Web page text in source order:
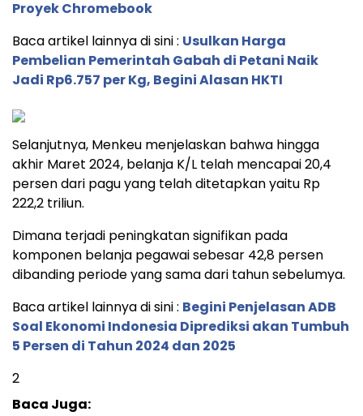
Proyek Chromebook
Baca artikel lainnya di sini : Usulkan Harga
Pembelian Pemerintah Gabah di Petani Naik
Jadi Rp6.757 per Kg, Begini Alasan HKTI
Selanjutnya, Menkeu menjelaskan bahwa hingga
akhir Maret 2024, belanja K/L telah mencapai 20,4
persen dari pagu yang telah ditetapkan yaitu Rp
222,2 triliun.
Dimana terjadi peningkatan signifikan pada
komponen belanja pegawai sebesar 42,8 persen
dibanding periode yang sama dari tahun sebelumya.
Baca artikel lainnya di sini : Begini Penjelasan ADB
Soal Ekonomi Indonesia Diprediksi akan Tumbuh
5 Persen di Tahun 2024 dan 2025
2
Baca Juga: